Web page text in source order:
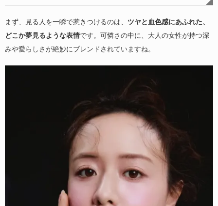
まず、見る人を一瞬で惹きつけるのは、 ツヤと血色感にあふれた、
どこか夢見るような表情です。可憐さの中に、大人の女性が持つ深
みや愛らしさが絶妙にブレンドされていますね。